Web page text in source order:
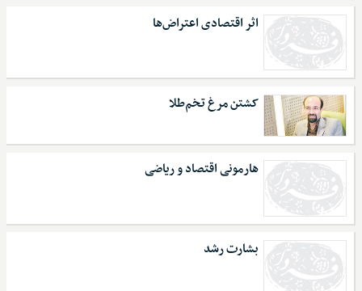
اثر اقتصادی اعتراض‌ها
کشتن مرغ تخم‌طلا
هارمونی اقتصاد و ریاضی
بشارت رشد